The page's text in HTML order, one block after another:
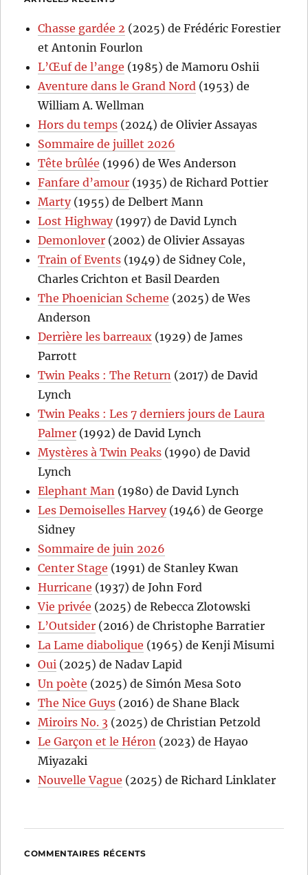
Chasse gardée 2 (2025) de Frédéric Forestier
et Antonin Fourlon
L’Œuf de l’ange (1985) de Mamoru Oshii
Aventure dans le Grand Nord (1953) de
William A. Wellman
Hors du temps (2024) de Olivier Assayas
Sommaire de juillet 2026
Tête brûlée (1996) de Wes Anderson
Fanfare d’amour (1935) de Richard Pottier
Marty(1955) de Delbert Mann
Lost Highway(1997) de David Lynch
Demonlover (2002) de Olivier Assayas
Train of Events (1949) de Sidney Cole,
Charles Crichton et Basil Dearden
The Phoenician Scheme (2025) de Wes
Anderson
Derrière les barreaux (1929) de James
Parrott
Twin Peaks : The Return (2017) de David
Lynch
Twin Peaks : Les 7 derniers jours de Laura
Palmer (1992) de David Lynch
Mystères à Twin Peaks (1990) de David
Lynch
Elephant Man (1980) de David Lynch
Les Demoiselles Harvey(1946) de George
Sidney
Sommaire de juin 2026
Center Stage (1991) de Stanley Kwan
Hurricane (1937) de John Ford
Vie privée (2025) de Rebecca Zlotowski
L’Outsider (2016) de Christophe Barratier
La Lame diabolique (1965) de Kenji Misumi
Oui (2025) de Nadav Lapid
Un poète (2025) de Simón Mesa Soto
The Nice Guys (2016) de Shane Black
Miroirs No. 3 (2025) de Christian Petzold
Le Garçon et le Héron (2023) de Hayao
Miyazaki
Nouvelle Vague (2025) de Richard Linklater
COMMENTAIRES RÉCENTS